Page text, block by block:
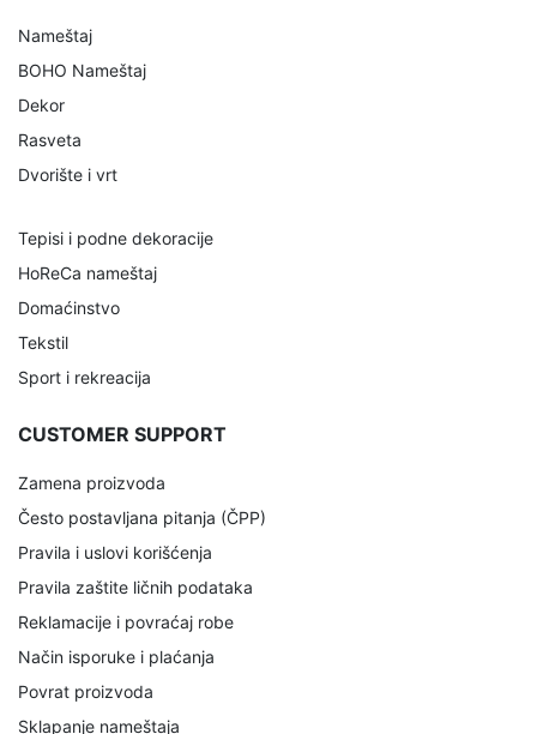
Nameštaj
BOHO Nameštaj
Dekor
Rasveta
Dvorište i vrt
Tepisi i podne dekoracije
HoReCa nameštaj
Domaćinstvo
Tekstil
Sport i rekreacija
CUSTOMER SUPPORT
Zamena proizvoda
Često postavljana pitanja (ČPP)
Pravila i uslovi korišćenja
Pravila zaštite ličnih podataka
Reklamacije i povraćaj robe
Način isporuke i plaćanja
Povrat proizvoda
Sklapanje nameštaja